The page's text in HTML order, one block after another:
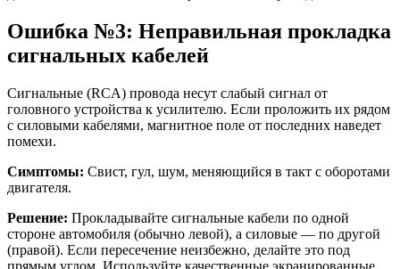
Ошибка №3: Неправильная прокладка
сигнальных кабелей
Сигнальные (RCA) провода несут слабый сигнал от
головного устройства к усилителю. Если проложить их рядом
с силовыми кабелями, магнитное поле от последних наведет
помехи.
Симптомы: Свист, гул, шум, меняющийся в такт с оборотами
двигателя.
Решение: Прокладывайте сигнальные кабели по одной
стороне автомобиля (обычно левой), а силовые — по другой
(правой). Если пересечение неизбежно, делайте это под
прямым углом. Используйте качественные экранированные